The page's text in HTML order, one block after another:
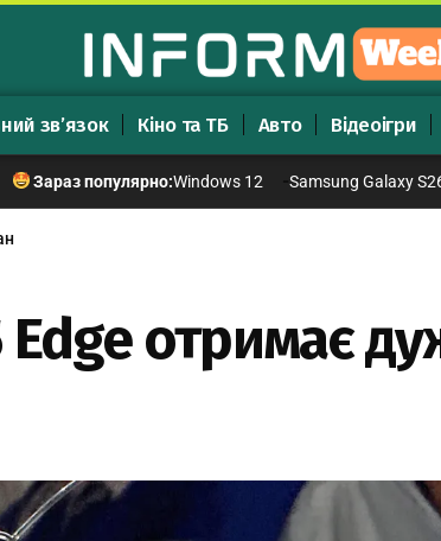
зв’язок Кіно та ТБ Авто Відеоігри
Зараз популярно:Windows 12 Samsung Galaxy
отримає